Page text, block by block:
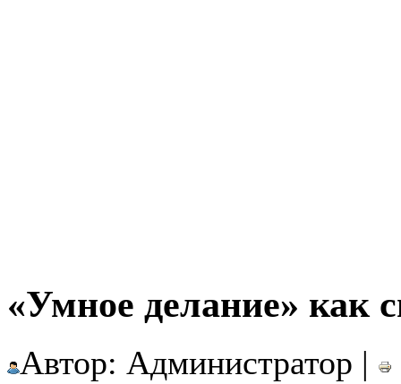
«Умное делание» как
Автор: Администратор |